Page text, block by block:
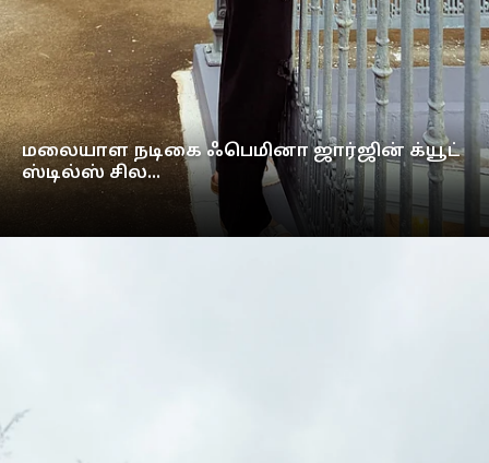
மலையாள நடிகை ஃபெமினா ஜார்ஜின் க்யூட்
ஸ்டில்ஸ் சில...